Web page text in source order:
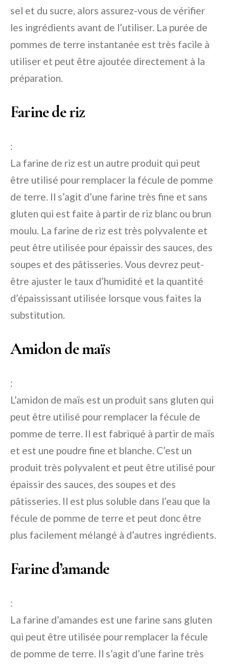
sel et du sucre, alors assurez-vous de vérifier
les ingrédients avant de l’utiliser. La purée de
pommes de terre instantanée est très facile à
utiliser et peut être ajoutée directement à la
préparation.
Farine de riz
:
La farine de riz est un autre produit qui peut
être utilisé pour remplacer la fécule de pomme
de terre. Il s’agit d’une farine très fine et sans
gluten qui est faite à partir de riz blanc ou brun
moulu. La farine de riz est très polyvalente et
peut être utilisée pour épaissir des sauces, des
soupes et des pâtisseries. Vous devrez peut-
être ajuster le taux d’humidité et la quantité
d’épaississant utilisée lorsque vous faites la
substitution.
Amidon de maïs
:
L’amidon de maïs est un produit sans gluten qui
peut être utilisé pour remplacer la fécule de
pomme de terre. Il est fabriqué à partir de maïs
et est une poudre fine et blanche. C’est un
produit très polyvalent et peut être utilisé pour
épaissir des sauces, des soupes et des
pâtisseries. Il est plus soluble dans l’eau que la
fécule de pomme de terre et peut donc être
plus facilement mélangé à d’autres ingrédients.
Farine d’amande
:
La farine d’amandes est une farine sans gluten
qui peut être utilisée pour remplacer la fécule
de pomme de terre. Il s’agit d’une farine très